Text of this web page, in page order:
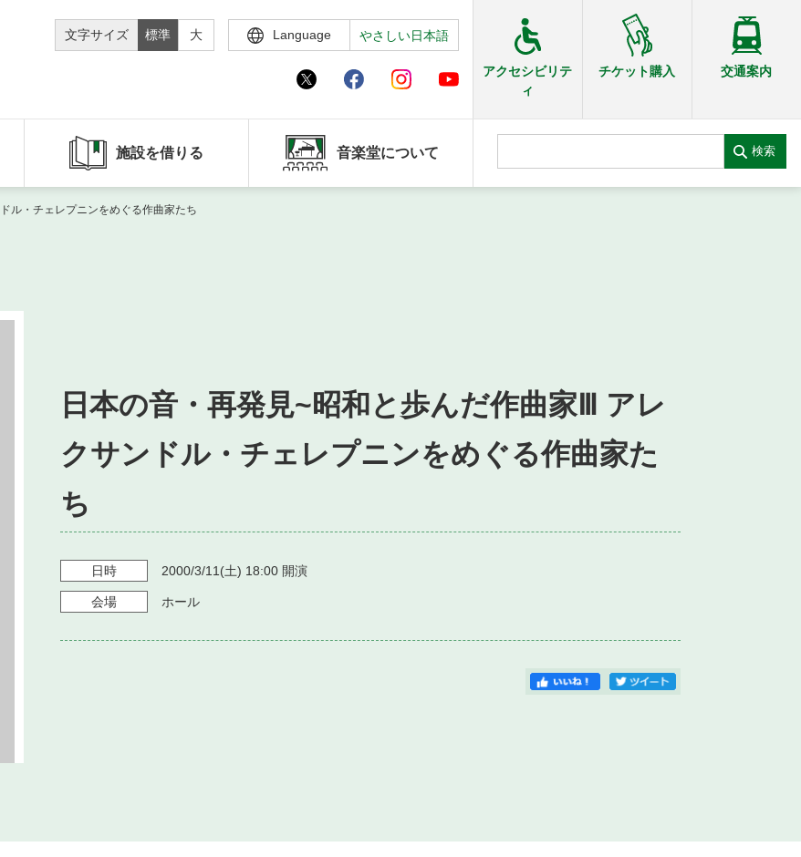
文字サイズ 標準 大 Language やさしい日本語
アクセシビリテ
ィ
チケット購入 交通案内
施設を借りる 音楽堂について 検索
ル・チェレプニンをめぐる作曲家たち
日本の音・再発見~昭和と歩んだ作曲家Ⅲ アレ
クサンドル・チェレプニンをめぐる作曲家た
ち
日時 2000/3/11 (土) 18:00 開演
会場 ホール